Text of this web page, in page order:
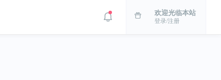
欢迎光临本站
登录/注册